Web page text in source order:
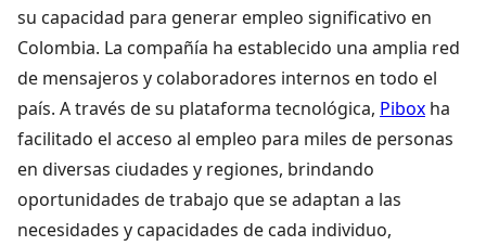
su capacidad para generar empleo significativo en
Colombia. La compañía ha establecido una amplia red
de mensajeros y colaboradores internos en todo el
país. A través de su plataforma tecnológica, Pibox ha
facilitado el acceso al empleo para miles de personas
en diversas ciudades y regiones, brindando
oportunidades de trabajo que se adaptan a las
necesidades y capacidades de cada individuo,